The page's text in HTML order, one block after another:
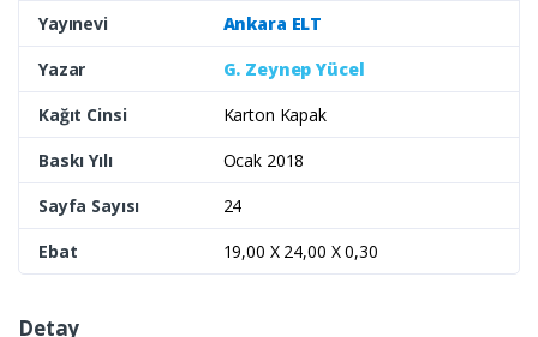
Yayınevi
Ankara ELT
Yazar
G. Zeynep Yücel
Kağıt Cinsi
Karton Kapak
Baskı Yılı
Ocak 2018
Sayfa Sayısı
24
Ebat
19,00 X 24,00 X 0,30
Detay